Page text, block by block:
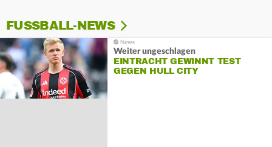
FUSSBALL-NEWS
Weiter ungeschlagen
EINTRACHT GEWINNT TEST
GEGEN HULL CITY